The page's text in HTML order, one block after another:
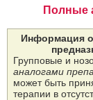
Полные
Информация о
Групповые и
аналогами
может быть
терапии в